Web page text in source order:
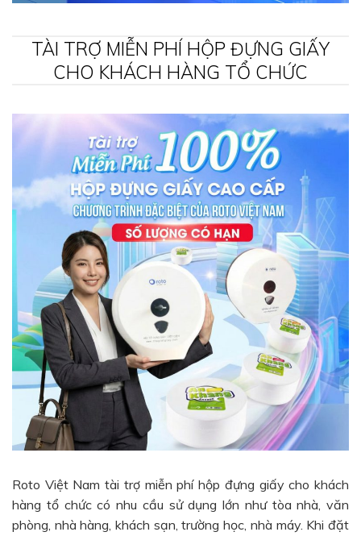
TÀI TRỢ MIỄN PHÍ HỘP ĐỰNG GIẤY
CHO KHÁCH HÀNG TỔ CHỨC
Roto Việt Nam tài trợ miễn phí hộp đựng giấy cho khách
hàng tổ chức có nhu cầu sử dụng lớn như tòa nhà, văn
phòng, nhà hàng, khách sạn, trường học, nhà máy. Khi đặt